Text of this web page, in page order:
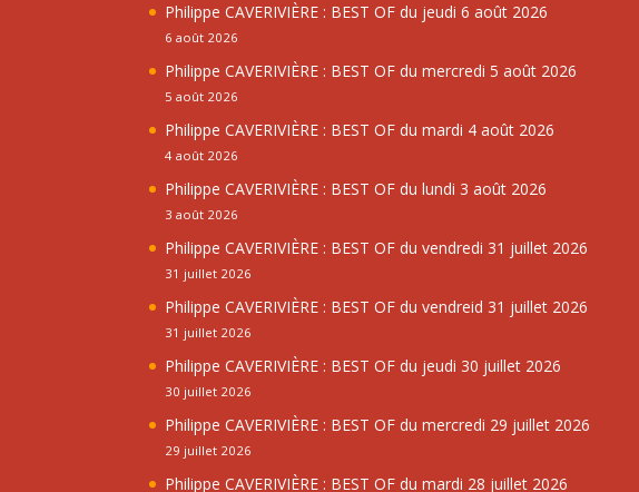
Philippe CAVERIVIÈRE : BEST OF du jeudi 6 août 2026
6 août 2026
Philippe CAVERIVIÈRE : BEST OF du mercredi 5 août 2026
5 août 2026
Philippe CAVERIVIÈRE : BEST OF du mardi 4 août 2026
4 août 2026
Philippe CAVERIVIÈRE : BEST OF du lundi 3 août 2026
3 août 2026
Philippe CAVERIVIÈRE : BEST OF du vendredi 31 juillet 2026
31 juillet 2026
Philippe CAVERIVIÈRE : BEST OF du vendreid 31 juillet 2026
31 juillet 2026
Philippe CAVERIVIÈRE : BEST OF du jeudi 30 juillet 2026
30 juillet 2026
Philippe CAVERIVIÈRE : BEST OF du mercredi 29 juillet 2026
29 juillet 2026
Philippe CAVERIVIÈRE : BEST OF du mardi 28 juillet 2026